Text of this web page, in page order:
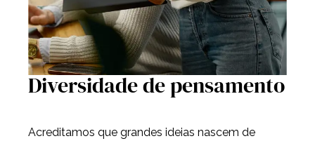
Diversidade de pensamento
Acreditamos que grandes ideias nascem de